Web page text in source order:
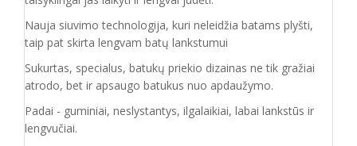
Nauja siuvimo technologija, kuri neleidžia batams plyšti,
taip pat skirta lengvam batų lankstumui
Sukurtas, specialus, batukų priekio dizainas ne tik gražiai
atrodo, bet ir apsaugo batukus nuo apdaužymo.
Padai - guminiai, neslystantys, ilgalaikiai, labai lankstūs ir
lengvučiai.